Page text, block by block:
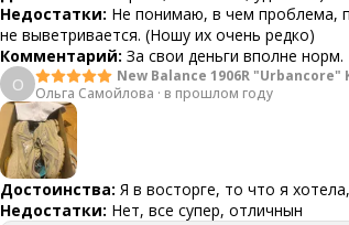
Недостатки: Не понимаю, в чем проблема,
не выветривается. (Ношу их очень редко)
Комментарий: За свои деньги вполне норм.
О
New Balance 1906R "Urbancore"
Ольга Самойлова · в прошлом году
Достоинства: Я в восторге, то что я
Недостатки: Нет, все супер, отличнын